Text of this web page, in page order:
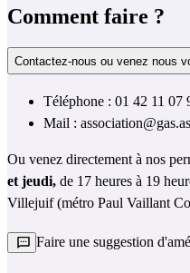
Comment faire ?
Contactez-nous ou venez nous
Téléphone : 01 42 11 07
Mail :
Ou venez directement à nos
et jeudi, de 17 heures à 19
Villejuif (métro Paul Vaillant
Faire une suggestion